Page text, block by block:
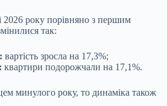
2026 року порівняно з першим
так:
вартість зросла на 17,3%;
квартири подорожчали на 17,1%.
минулого року, то динаміка також